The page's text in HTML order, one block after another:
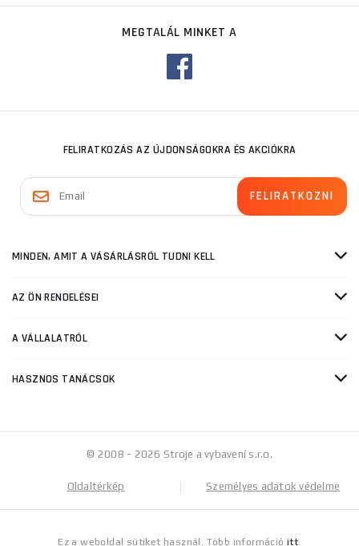
MEGTALÁL MINKET A
FELIRATKOZÁS AZ ÚJDONSÁGOKRA ÉS AKCIÓKRA
MINDEN, AMIT A VÁSÁRLÁSRÓL TUDNI KELL
AZ ÖN RENDELÉSEI
A VÁLLALATRÓL
HASZNOS TANÁCSOK
© 2008 - 2026 Stroje a vybavení s.r.o.
Oldaltérkép Személyes adatok védelme
Ez a weboldal sütiket használ. Több információitt.